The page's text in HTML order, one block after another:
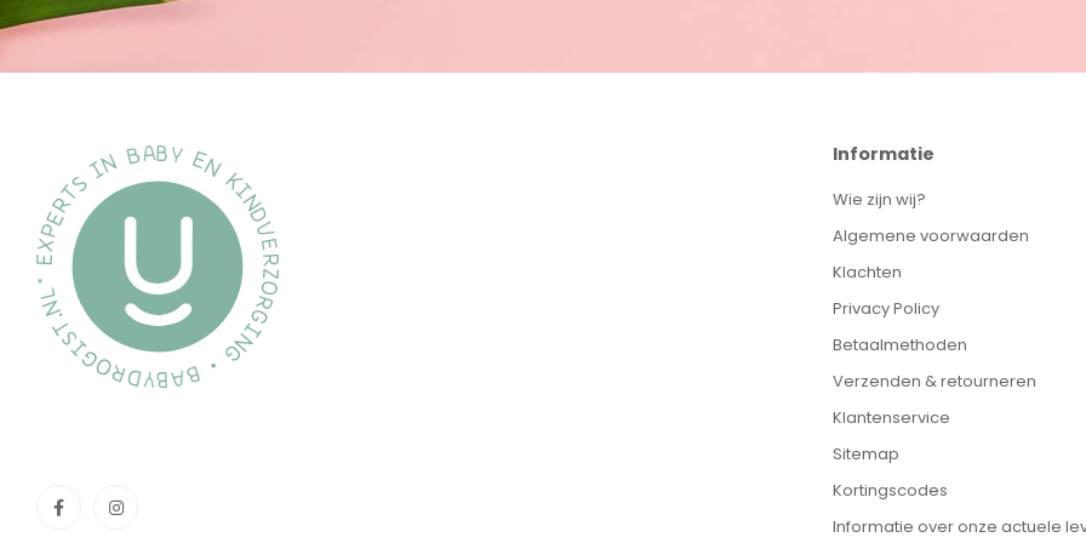
Informatie
Wie zijn wij?
Algemene voorwaarden
Klachten
Privacy Policy
Betaalmethoden
Verzenden & retourneren
Klantenservice
Sitemap
Kortingscodes
Informatie over onze actuele